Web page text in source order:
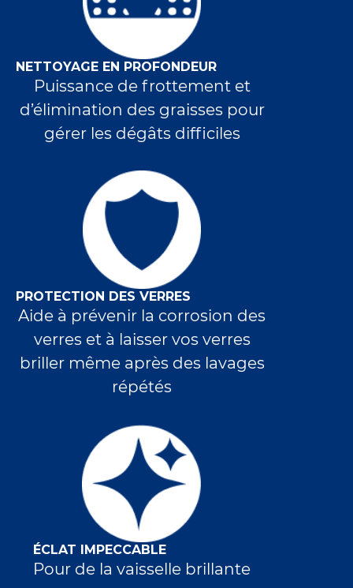
NETTOYAGE EN PROFONDEUR
Puissance de frottement et
d’élimination des graisses pour
gérer les dégâts difficiles
PROTECTION DES VERRES
Aide à prévenir la corrosion des
verres et à laisser vos verres
briller même après des lavages
répétés
ÉCLAT IMPECCABLE
Pour de la vaisselle brillante